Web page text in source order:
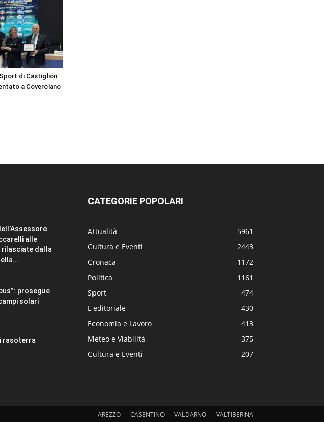
di Castiglion
a Coverciano
alle
rilasciate dalla
prosegue
solari
rasoterra
CATEGORIE POPOLARI
Attualità
5961
Cultura e Eventi
2443
Cronaca
1172
Politica
1161
Sport
474
L'editoriale
430
Economia e Lavoro
413
Meteo e Viabilità
375
Cultura e Eventi
207
AREZZO CASENTINO VALDARNO VALTIBERINA